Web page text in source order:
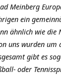
Meinberg
ein
ähnlich wie
uns wurden
gibt es
oder